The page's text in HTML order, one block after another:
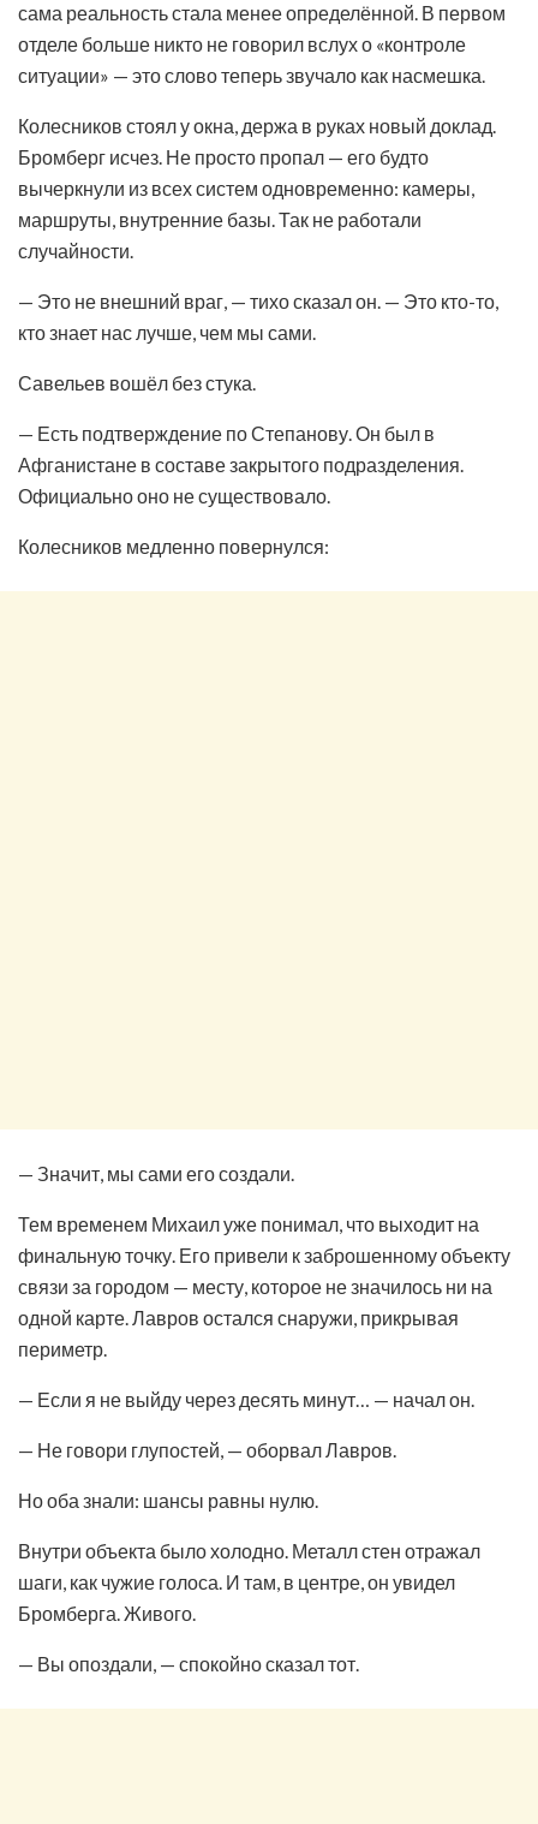
сама реальность стала менее определённой. В первом
отделе больше никто не говорил вслух о «контроле
ситуации» — это слово теперь звучало как насмешка.
Колесников стоял у окна, держа в руках новый доклад.
Бромберг исчез. Не просто пропал — его будто
вычеркнули из всех систем одновременно: камеры,
маршруты, внутренние базы. Так не работали
случайности.
— Это не внешний враг, — тихо сказал он. — Это кто-то,
кто знает нас лучше, чем мы сами.
Савельев вошёл без стука.
— Есть подтверждение по Степанову. Он был в
Афганистане в составе закрытого подразделения.
Официально оно не существовало.
Колесников медленно повернулся:
— Значит, мы сами его создали.
Тем временем Михаил уже понимал, что выходит на
финальную точку. Его привели к заброшенному объекту
связи за городом — месту, которое не значилось ни на
одной карте. Лавров остался снаружи, прикрывая
периметр.
— Если я не выйду через десять минут… — начал он.
— Не говори глупостей, — оборвал Лавров.
Но оба знали: шансы равны нулю.
Внутри объекта было холодно. Металл стен отражал
шаги, как чужие голоса. И там, в центре, он увидел
Бромберга. Живого.
— Вы опоздали, — спокойно сказал тот.